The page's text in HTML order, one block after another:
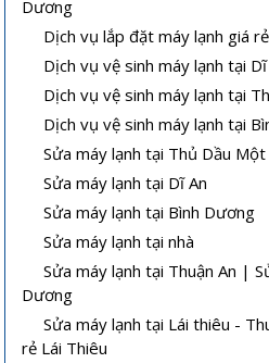
Dương
Dịch vụ lắp đặt máy lạnh giá
Dịch vụ vệ sinh máy lạnh tại
Dịch vụ vệ sinh máy lạnh tại
Dịch vụ vệ sinh máy lạnh tại
Sửa máy lạnh tại Thủ Dầu Một
Sửa máy lạnh tại Dĩ An
Sửa máy lạnh tại Bình Dương
Sửa máy lạnh tại nhà
Sửa máy lạnh tại Thuận An |
Dương
Sửa máy lạnh tại Lái thiêu -
rẻ Lái Thiêu